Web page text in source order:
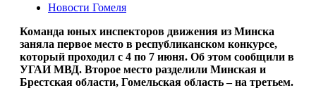
Новости Гомеля
Команда юных инспекторов движения из Минска
заняла первое место в республиканском конкурсе,
который проходил с 4 по 7 июня. Об этом сообщили в
УГАИ МВД. Второе место разделили Минская и
Брестская области, Гомельская область – на третьем.